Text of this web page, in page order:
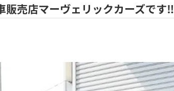
販売店マーヴェリックカーズです‼️